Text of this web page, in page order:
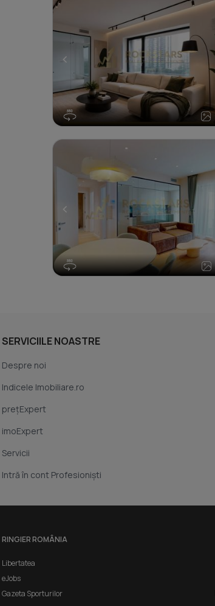
<
<
SERVICIILE NOASTRE
Despre noi
Indicele Imobiliare.ro
prețExpert
imoExpert
Servicii
Intră în cont Profesioniști
RINGIER ROMÂNIA
Libertatea
eJobs
Gazeta Sporturilor